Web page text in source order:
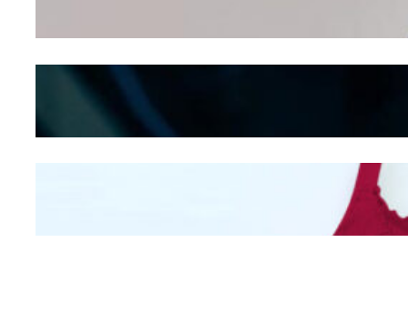
Kepribadian
Mengintip Kepribadian
Wanita Dari Warna Bra